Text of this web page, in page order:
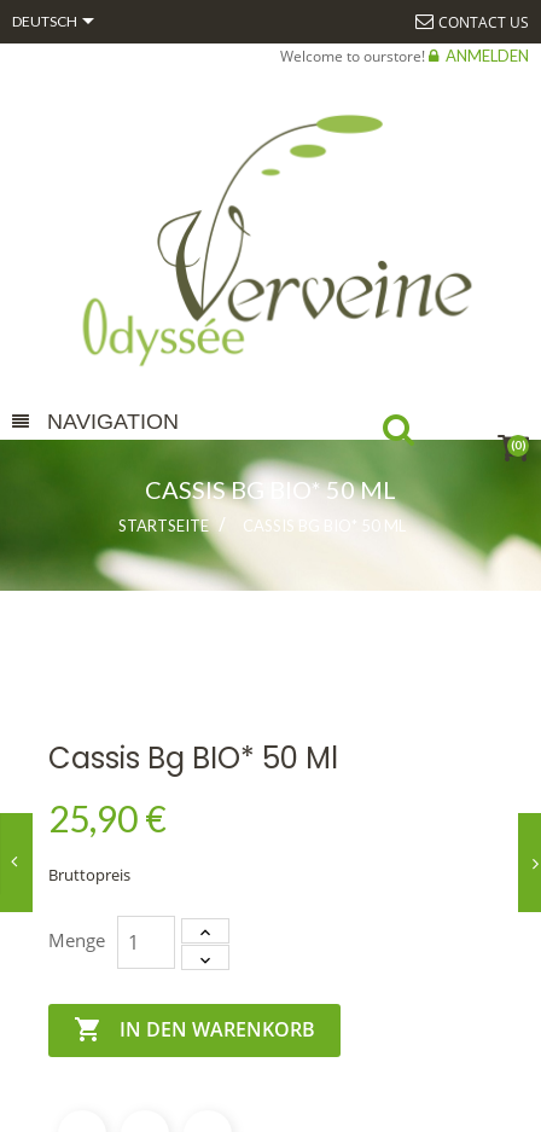
DEUTSCH
CONTACT US
Welcome to ourstore!
ANMELDEN
(0)
NAVIGATION
CASSIS BG BIO* 50 ML
STARTSEITE CASSIS BG BIO* 50 ML
Cassis Bg BIO* 50 Ml
25,90 €
Bruttopreis
Menge
 IN DEN WARENKORB